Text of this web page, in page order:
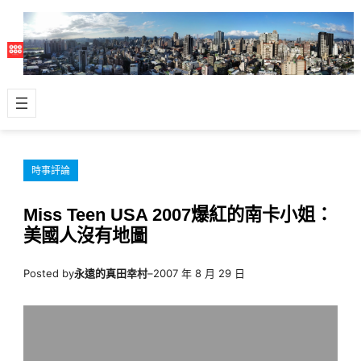
主
容
時事評論
Miss Teen USA 2007爆紅的南卡小姐：
美國人沒有地圖
Posted by永遠的真田幸村–2007 年 8 月 29 日